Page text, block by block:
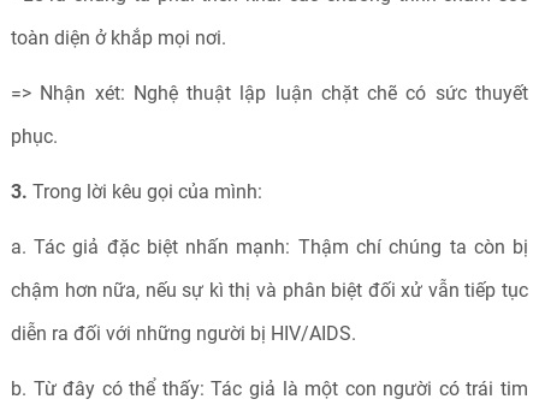
toàn diện ở khắp mọi nơi.
=> Nhận xét: Nghệ thuật lập luận chặt chẽ có sức thuyết
phục.
3. Trong lời kêu gọi của mình:
a. Tác giả đặc biệt nhấn mạnh: Thậm chí chúng ta còn bị
chậm hơn nữa, nếu sự kì thị và phân biệt đối xử vẫn tiếp tục
diễn ra đối với những người bị HIV/AIDS.
b. Từ đây có thể thấy: Tác giả là một con người có trái tim